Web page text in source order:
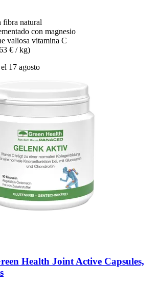
fibra natural
con magnesio
valiosa vitamina C
€ / kg)
17 agosto
Health Joint Active Capsules,